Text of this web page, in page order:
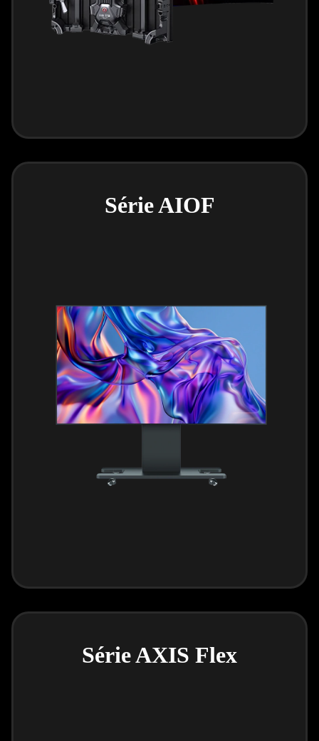
Série AIOF
Série AXIS Flex